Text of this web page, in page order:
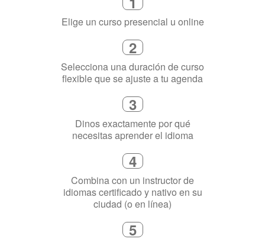
Elige un curso presencial u online
Selecciona una duración de curso
flexible que se ajuste a tu agenda
3
Dinos exactamente por qué
necesitas aprender el idioma
Combina con un instructor de
idiomas certificado y nativo en su
ciudad (o en línea)
Habla con fluidez el idioma elegido